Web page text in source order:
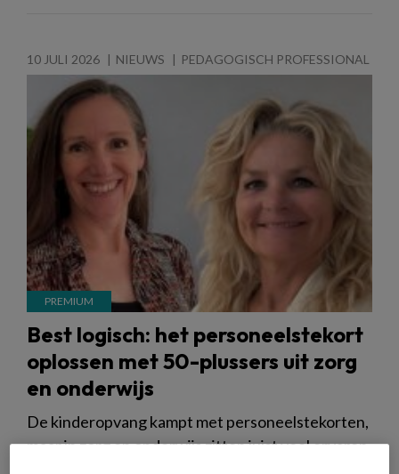
10 JULI 2026 NIEUWS PEDAGOGISCH PROFESSIONAL
Best logisch: het personeelstekort
oplossen met 50-plussers uit zorg
en onderwijs
De kinderopvang kampt met personeelstekorten,
maar in zorg en onderwijs zitten juist veel ervaren